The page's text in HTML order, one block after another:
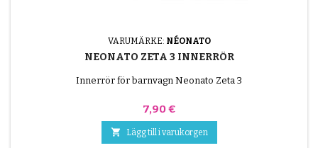
VARUMÄRKE: NÉONATO
NEONATO ZETA 3 INNERRÖR
Innerrör för barnvagn Neonato Zeta 3
Pris
7,90 €
 Lägg till i varukorgen